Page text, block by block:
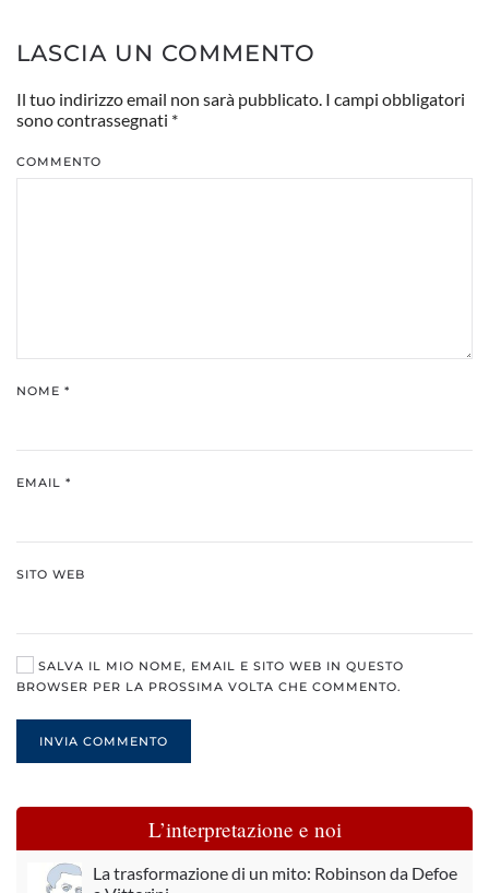
LASCIA UN COMMENTO
Il tuo indirizzo email non sarà pubblicato. I campi obbligatori
sono contrassegnati *
COMMENTO
NOME *
EMAIL *
SITO WEB
SALVA IL MIO NOME, EMAIL E SITO WEB IN QUESTO
BROWSER PER LA PROSSIMA VOLTA CHE COMMENTO.
INVIA COMMENTO
L’interpretazione e noi
La trasformazione di un mito: Robinson da Defoe